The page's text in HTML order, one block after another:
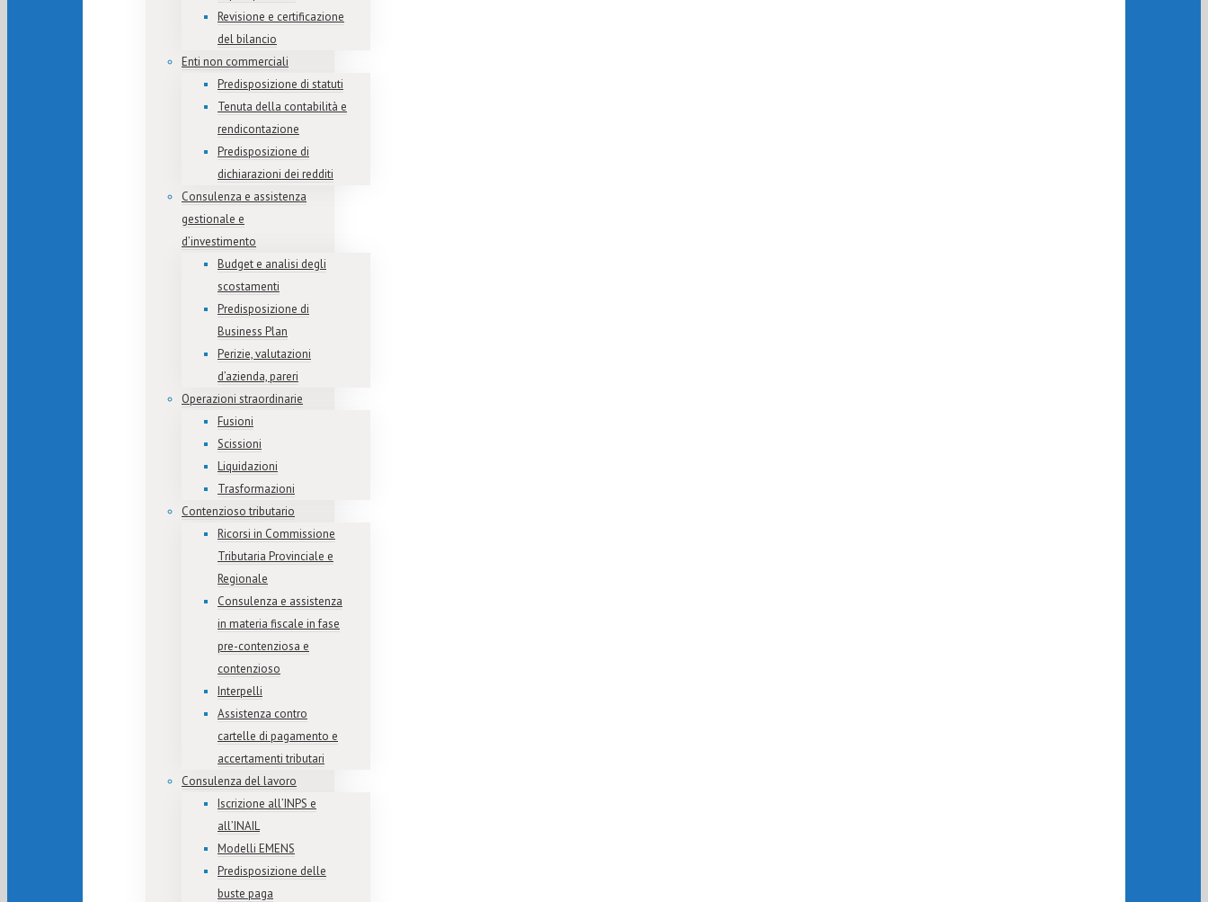
Revisione e certificazione
del bilancio
Enti non commerciali
Predisposizione di statuti
Tenuta della contabilità e
rendicontazione
Predisposizione di
dichiarazioni dei redditi
Consulenza e assistenza
gestionale e
d’investimento
Budget e analisi degli
scostamenti
Predisposizione di
Business Plan
Perizie, valutazioni
d’azienda, pareri
Operazioni straordinarie
Fusioni
Scissioni
Liquidazioni
Trasformazioni
Contenzioso tributario
Ricorsi in Commissione
Tributaria Provinciale e
Regionale
Consulenza e assistenza
in materia fiscale in fase
pre-contenziosa e
contenzioso
Interpelli
Assistenza contro
cartelle di pagamento e
accertamenti tributari
Consulenza del lavoro
Iscrizione all’INPS e
all’INAIL
Modelli EMENS
Predisposizione delle
buste paga